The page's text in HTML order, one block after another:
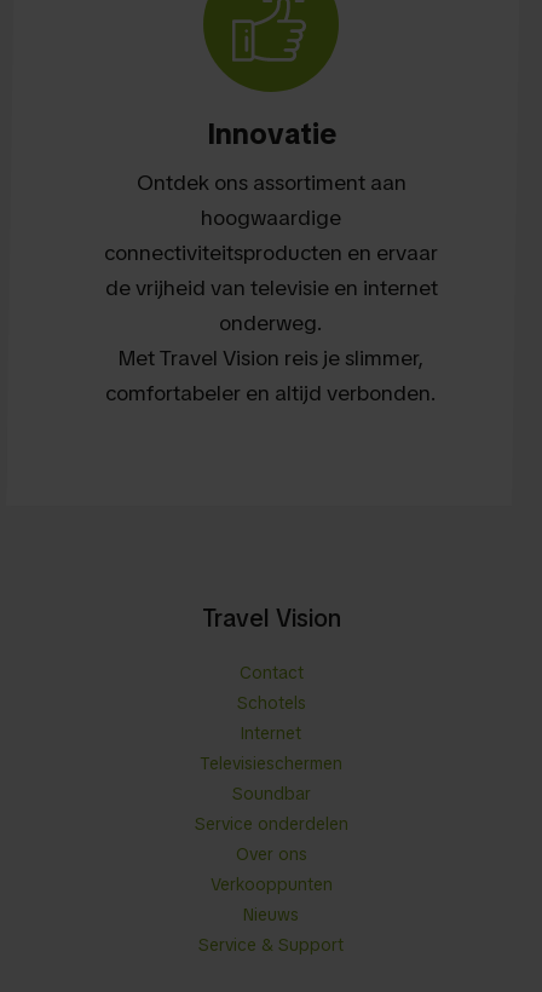
Innovatie
Ontdek ons assortiment aan
hoogwaardige
connectiviteitsproducten en ervaar
de vrijheid van televisie en internet
onderweg.
Met Travel Vision reis je slimmer,
comfortabeler en altijd verbonden.
Travel Vision
Contact
Schotels
Internet
Televisieschermen
Soundbar
Service onderdelen
Over ons
Verkooppunten
Nieuws
Service & Support